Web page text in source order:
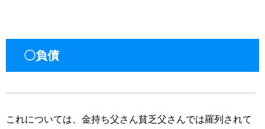
〇負債
これについては、金持ち父さん貧乏父さんでは羅列されて